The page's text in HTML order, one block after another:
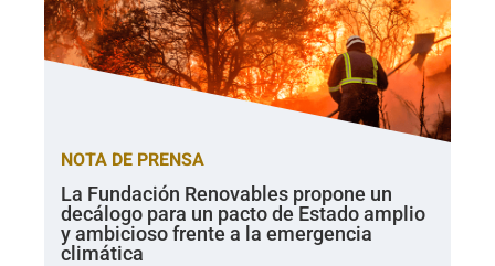
NOTA DE PRENSA
La Fundación Renovables propone un
decálogo para un pacto de Estado amplio
y ambicioso frente a la emergencia
climática